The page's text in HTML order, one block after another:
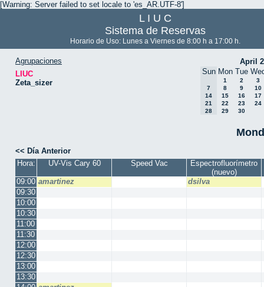
[Warning: Server failed to set locale to 'es_AR.UTF-8']
L I U C
Sistema de Reservas
Horario de Uso: Lunes a Viernes de 8:00 h a 17:00 h.
Agrupaciones
LIUC
Zeta_sizer
April
Sun Mon Tue
1 2
3
7
8 9
10
14
15 16
17
21
22 23
24
28
29 30
<< Día Anterior
Hora:
UV-Vis Cary 60 Speed Vac
Espectrofluorímetro
(nuevo)
09:00 amartinez
dsilva
09:30
10:00
10:30
11:00
11:30
12:00
12:30
13:00
13:30